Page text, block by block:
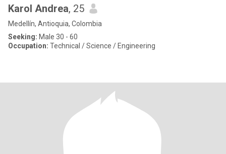
Karol Andrea, 25
Medellín, Antioquia, Colombia
Seeking: Male 30 - 60
Occupation: Technical / Science / Engineering